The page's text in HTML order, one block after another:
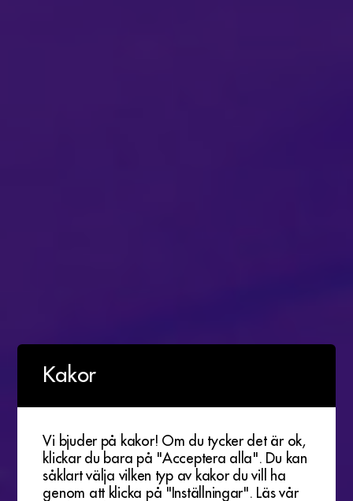
Kakor
Vi bjuder på kakor! Om du tycker det är ok,
klickar du bara på "Acceptera alla". Du kan
såklart välja vilken typ av kakor du vill ha
genom att klicka på "Inställningar".
Läs vår